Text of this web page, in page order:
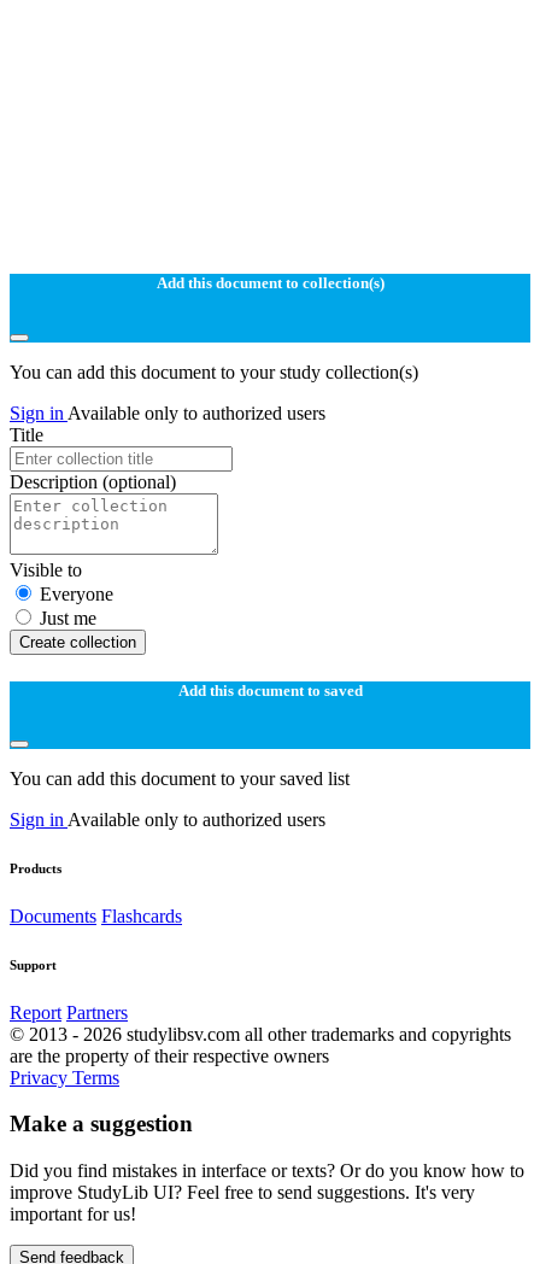
Add this document to collection(s)
You can add this document to your study collection(s)
Sign in Available only to authorized users
Title
Description (optional)
Visible to
Everyone
Just me
Create collection
Add this document to saved
You can add this document to your saved list
Sign in Available only to authorized users
Products
Documents Flashcards
Support
Report Partners
© 2013 - 2026 studylibsv.com all other trademarks and copyrights
are the property of their respective owners
Privacy Terms
Make a suggestion
Did you find mistakes in interface or texts? Or do you know how to
improve StudyLib UI? Feel free to send suggestions. It's very
important for us!
Send feedback